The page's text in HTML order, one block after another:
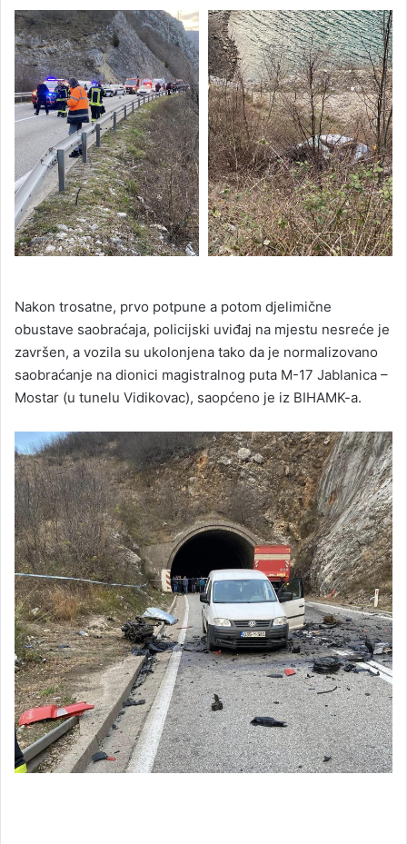
Nakon trosatne, prvo potpune a potom djelimične
obustave saobraćaja, policijski uviđaj na mjestu nesreće je
završen, a vozila su ukolonjena tako da je normalizovano
saobraćanje na dionici magistralnog puta M-17 Jablanica –
Mostar (u tunelu Vidikovac), saopćeno je iz BIHAMK-a.